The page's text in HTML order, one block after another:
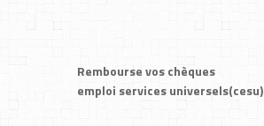
Rembourse vos chèques
emploi services